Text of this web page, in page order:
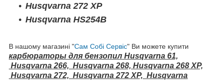
Husqvarna 272 ХР
Husqvarna HS254B
В нашому магазині "Сам Собі Сервіс" Ви можете купити
карбюраторы для бензопил Husqvarna 61,
Husqvarna 266, Husqvarna 268, Husqvarna 268 ХР,
Husqvarna 272, Husqvarna 272 ХР, Husqvarna